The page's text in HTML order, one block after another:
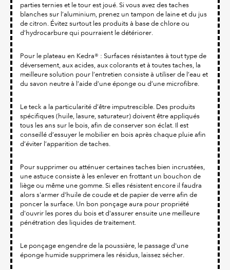
parties ternies et le tour est joué. Si vous avez des taches
blanches sur l’aluminium, prenez un tampon de laine et du jus
de citron. Évitez surtout les produits à base de chlore ou
d’hydrocarbure qui pourraient le détériorer.
Pour le plateau en Kedra® : Surfaces résistantes à tout type de
déversement, aux acides, aux colorants et à toutes taches, la
meilleure solution pour l’entretien consiste à utiliser de l’eau et
du savon neutre à l’aide d’une éponge ou d’une microfibre.
Le teck a la particularité d’être imputrescible. Des produits
spécifiques (huile, lasure, saturateur) doivent être appliqués
tous les ans sur le bois, afin de conserver son éclat. Il est
conseillé d’essuyer le mobilier en bois après chaque pluie afin
d’éviter l’apparition de taches.
Pour supprimer ou atténuer certaines taches bien incrustées,
une astuce consiste à les enlever en frottant un bouchon de
liège ou même une gomme. Si elles résistent encore il faudra
alors s'armer d'huile de coude et de papier de verre afin de
poncer la surface. Un bon ponçage aura pour propriété
d'ouvrir les pores du bois et d'assurer ensuite une meilleure
pénétration des liquides de traitement.
Le ponçage engendre de la poussière, le passage d'une
éponge humide supprimera les résidus, laissez sécher.